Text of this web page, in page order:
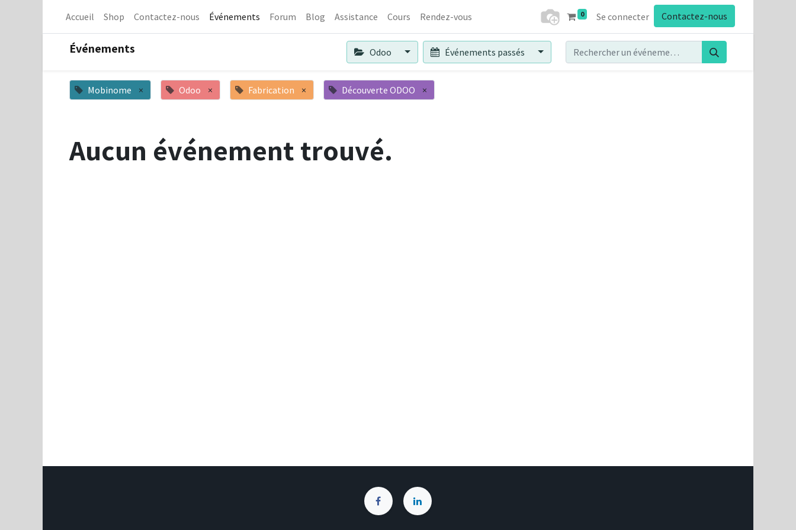
0 Se connecter Contactez-nous
Accueil Shop Contactez-nous Événements Forum Blog Assistance Cours Rendez-vous
Événements Odoo Événements passés
Mobinome × Odoo × Fabrication × Découverte ODOO ×
Aucun événement trouvé.